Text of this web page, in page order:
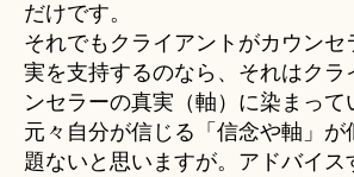
だけです。
それでもクライアントがカウンセ
実を支持するのなら、それはクラ
ンセラーの真実（軸）に染まって
元々自分が信じる「信念や軸」が
題ないと思いますが。アドバイス